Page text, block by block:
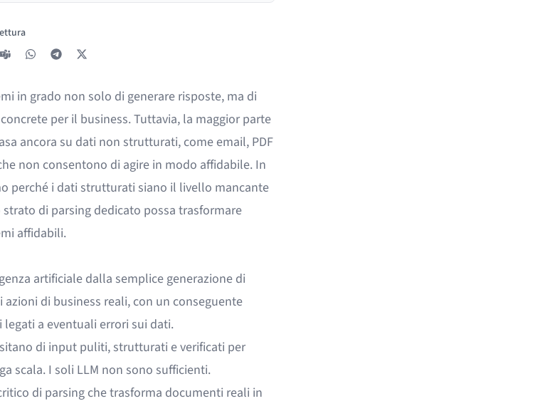
Teams WhatsAppTelegram
in grado non solo di generare risposte, ma di
per il business. Tuttavia, la maggior parte
ancora su dati non strutturati, come email, PDF
non consentono di agire in modo affidabile. In
perché i dati strutturati siano il livello mancante
strato di parsing dedicato possa trasformare
affidabili.
artificiale dalla semplice generazione di
azioni di business reali, con un conseguente
a eventuali errori sui dati.
di input puliti, strutturati e verificati per
scala. I soli LLM non sono sufficienti.
di parsing che trasforma documenti reali in